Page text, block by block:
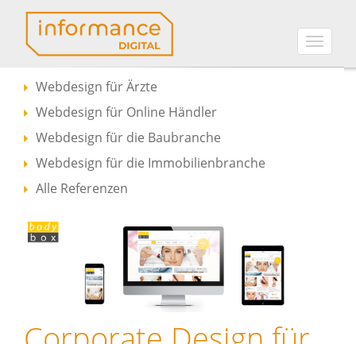
Toggle
Webdesign für Ärzte
Webdesign für Online Händler
Webdesign für die Baubranche
Webdesign für die Immobilienbranche
Alle Referenzen